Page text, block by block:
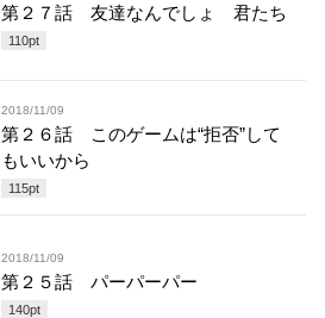
第２７話 友達なんでしょ 君たち
110pt
2018/11/09
第２６話 このゲームは“拒否”して
もいいから
115pt
2018/11/09
第２５話 パーパーパー
140pt